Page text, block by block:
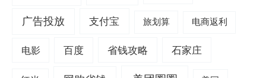
广告投放 支付宝 旅划算 电商返利
电影 百度 省钱攻略 石家庄